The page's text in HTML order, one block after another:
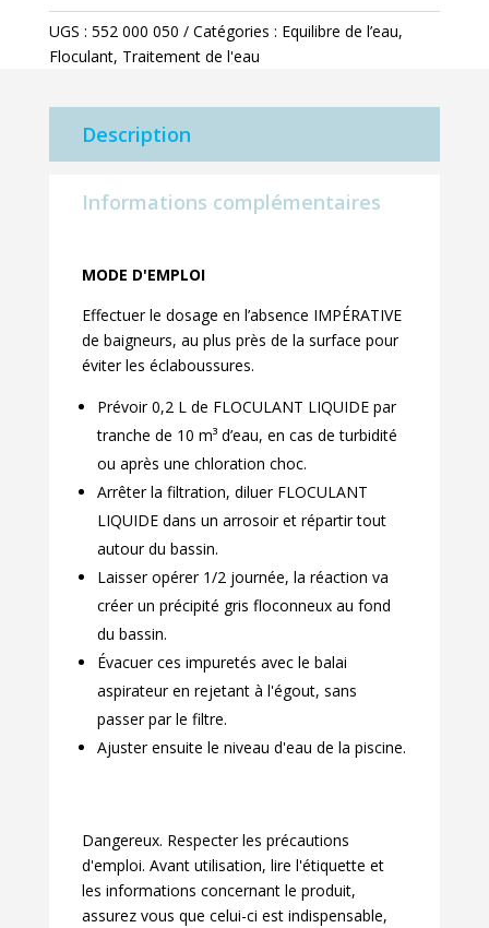
liquide
5l
UGS : 552 000 050 Catégories : Equilibre de l’eau,
Floculant, Traitement de l'eau
Description
Informations complémentaires
MODE D'EMPLOI
Effectuer le dosage en l’absence IMPÉRATIVE
de baigneurs, au plus près de la surface pour
éviter les éclaboussures.
Prévoir 0,2 L de FLOCULANT LIQUIDE par
tranche de 10 m³ d’eau, en cas de turbidité
ou après une chloration choc.
Arrêter la filtration, diluer FLOCULANT
LIQUIDE dans un arrosoir et répartir tout
autour du bassin.
Laisser opérer 1/2 journée, la réaction va
créer un précipité gris floconneux au fond
du bassin.
Évacuer ces impuretés avec le balai
aspirateur en rejetant à l'égout, sans
passer par le filtre.
Ajuster ensuite le niveau d'eau de la piscine.
Dangereux. Respecter les précautions
d'emploi. Avant utilisation, lire l'étiquette et
les informations concernant le produit,
assurez vous que celui-ci est indispensable,